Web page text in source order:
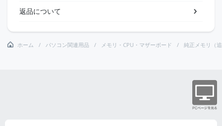
返品について
ホーム パソコン関連用品 メモリ・CPU・マザーボード 純正メモリ（